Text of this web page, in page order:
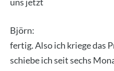
Björn:
fer­tig. Also ich krie­ge das
schie­be ich seit sechs